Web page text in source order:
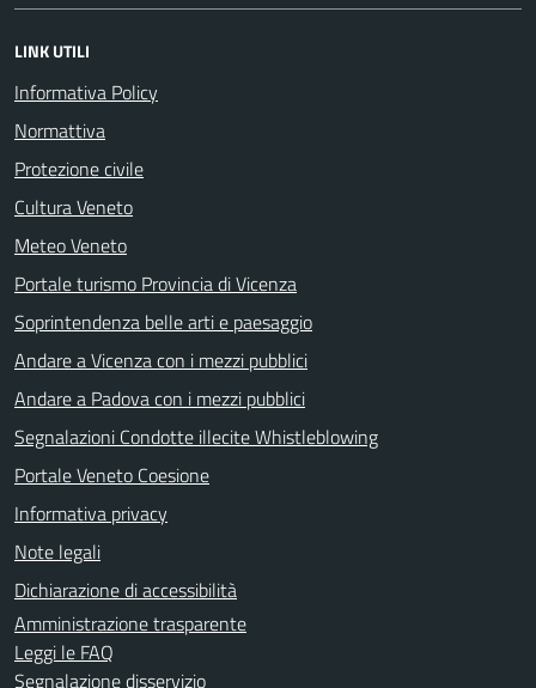
LINK UTILI
Informativa Policy
Normattiva
Protezione civile
Cultura Veneto
Meteo Veneto
Portale turismo Provincia di Vicenza
Soprintendenza belle arti e paesaggio
Andare a Vicenza con i mezzi pubblici
Andare a Padova con i mezzi pubblici
Segnalazioni Condotte illecite Whistleblowing
Portale Veneto Coesione
Informativa privacy
Note legali
Dichiarazione di accessibilità
Amministrazione trasparente
Leggi le FAQ
Segnalazione disservizio